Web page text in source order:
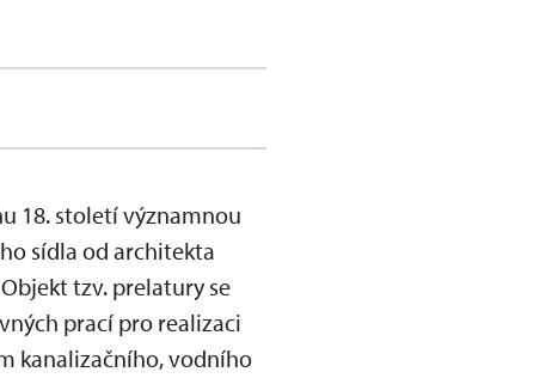
18. století významnou
sídla od architekta
tzv. prelatury se
prací pro realizaci
kanalizačního, vodního